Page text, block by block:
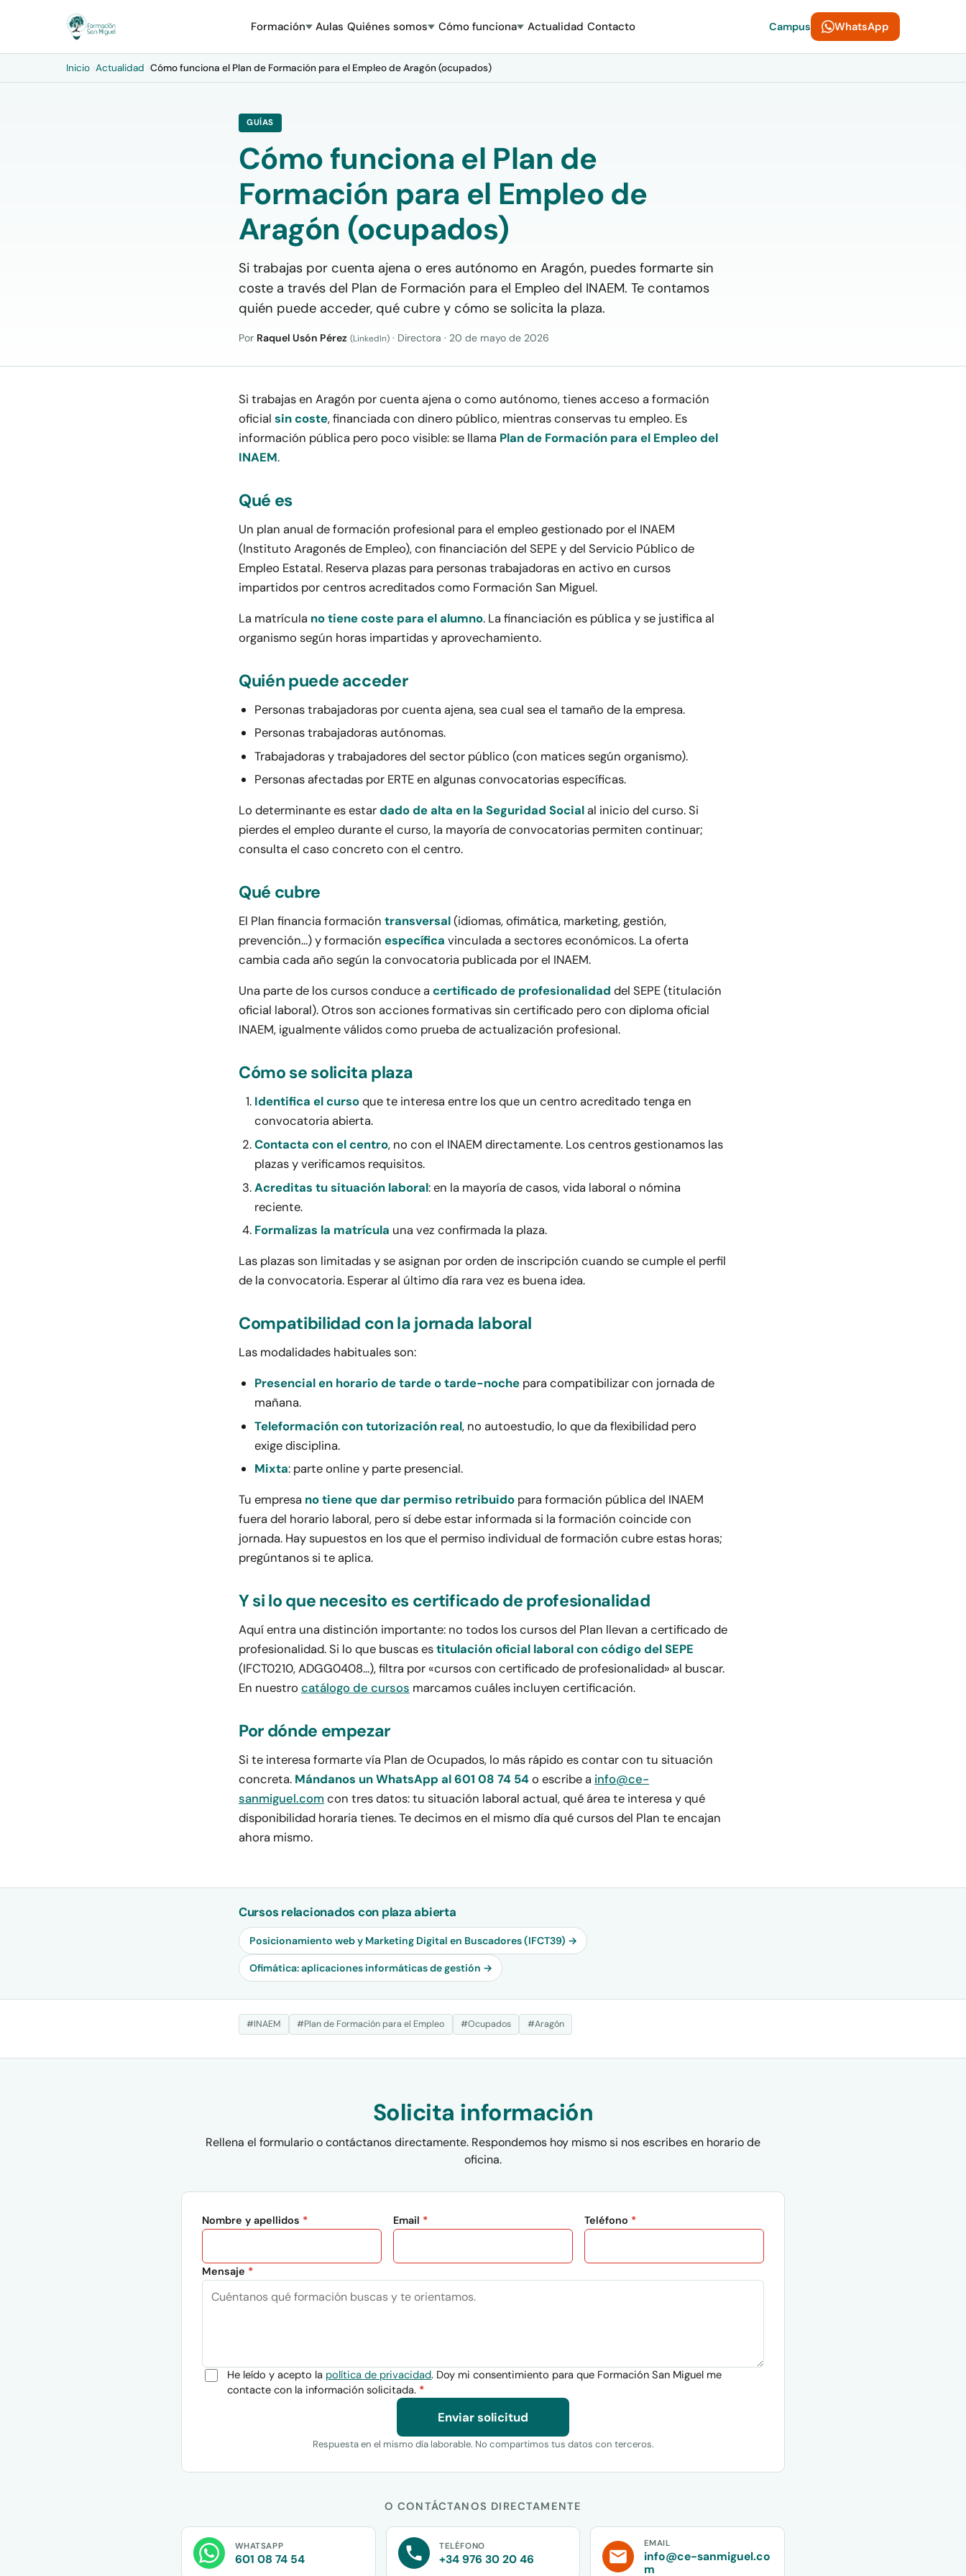
Formación Aulas Quiénes somos Cómo funciona Actualidad Contacto Campus WhatsApp
Inicio ›Actualidad ›Cómo funciona el Plan de Formación para el Empleo de Aragón (ocupados)
GUÍAS
Cómo funciona el Plan de
Formación para el Empleo de
Aragón (ocupados)
Si trabajas por cuenta ajena o eres autónomo en Aragón, puedes formarte sin
coste a través del Plan de Formación para el Empleo del INAEM. Te contamos
quién puede acceder, qué cubre y cómo se solicita la plaza.
Por Raquel Usón Pérez (LinkedIn) · Directora · 20 de mayo de 2026
Si trabajas en Aragón por cuenta ajena o como autónomo, tienes acceso a formación
oficial sin coste, financiada con dinero público, mientras conservas tu empleo. Es
información pública pero poco visible: se llama Plan de Formación para el Empleo del
INAEM.
Qué es
Un plan anual de formación profesional para el empleo gestionado por el INAEM
(Instituto Aragonés de Empleo), con financiación del SEPE y del Servicio Público de
Empleo Estatal. Reserva plazas para personas trabajadoras en activo en cursos
impartidos por centros acreditados como Formación San Miguel.
La matrícula no tiene coste para el alumno. La financiación es pública y se justifica al
organismo según horas impartidas y aprovechamiento.
Quién puede acceder
Personas trabajadoras por cuenta ajena, sea cual sea el tamaño de la empresa.
Personas trabajadoras autónomas.
Trabajadoras y trabajadores del sector público (con matices según organismo).
Personas afectadas por ERTE en algunas convocatorias específicas.
Lo determinante es estardado de alta en la Seguridad Socialal inicio del curso. Si
pierdes el empleo durante el curso, la mayoría de convocatorias permiten continuar;
consulta el caso concreto con el centro.
Qué cubre
El Plan financia formación transversal(idiomas, ofimática, marketing, gestión,
prevención…) y formación específica vinculada a sectores económicos. La oferta
cambia cada año según la convocatoria publicada por el INAEM.
Una parte de los cursos conduce a certificado de profesionalidad del SEPE (titulación
oficial laboral). Otros son acciones formativas sin certificado pero con diploma oficial
INAEM, igualmente válidos como prueba de actualización profesional.
Cómo se solicita plaza
Identifica el cursoque te interesa entre los que un centro acreditado tenga en
convocatoria abierta.
Contacta con el centro, no con el INAEM directamente. Los centros gestionamos las
plazas y verificamos requisitos.
Acreditas tu situación laboral: en la mayoría de casos, vida laboral o nómina
reciente.
Formalizas la matrícula una vez confirmada la plaza.
Las plazas son limitadas y se asignan por orden de inscripción cuando se cumple el perfil
de la convocatoria. Esperar al último día rara vez es buena idea.
Compatibilidad con la jornada laboral
Las modalidades habituales son:
Presencial en horario de tarde o tarde-noche para compatibilizar con jornada de
mañana.
Teleformación con tutorización real, no autoestudio, lo que da flexibilidad pero
exige disciplina.
Mixta: parte online y parte presencial.
Tu empresa no tiene que dar permiso retribuido para formación pública del INAEM
fuera del horario laboral, pero sí debe estar informada si la formación coincide con
jornada. Hay supuestos en los que el permiso individual de formación cubre estas horas;
pregúntanos si te aplica.
Y si lo que necesito es certificado de profesionalidad
Aquí entra una distinción importante: no todos los cursos del Plan llevan a certificado de
profesionalidad. Si lo que buscas estitulación oficial laboral con código del SEPE
(IFCT0210, ADGG0408…), filtra por «cursos con certificado de profesionalidad» al buscar.
En nuestro catálogo de cursos marcamos cuáles incluyen certificación.
Por dónde empezar
Si te interesa formarte vía Plan de Ocupados, lo más rápido es contar con tu situación
concreta. Mándanos un WhatsApp al 601 08 74 54o escribe a info@ce-
sanmiguel.com con tres datos: tu situación laboral actual, qué área te interesa y qué
disponibilidad horaria tienes. Te decimos en el mismo día qué cursos del Plan te encajan
ahora mismo.
Cursos relacionados con plaza abierta
Posicionamiento web y Marketing Digital en Buscadores (IFCT39) →
Ofimática: aplicaciones informáticas de gestión →
#INAEM #Plan de Formación para el Empleo #Ocupados #Aragón
Solicita información
Rellena el formulario o contáctanos directamente. Respondemos hoy mismo si nos escribes en horario de
oficina.
Nombre y apellidos * Email * Teléfono *
Mensaje *
He leído y acepto la política de privacidad. Doy mi consentimiento para que Formación San Miguel me
contacte con la información solicitada. *
Enviar solicitud
Respuesta en el mismo día laborable. No compartimos tus datos con terceros.
O CONTÁCTANOS DIRECTAMENTE
WHATSAPP
601 08 74 54
TELÉFONO
+34 976 30 20 46
EMAIL
info@ce-sanmiguel.co
m